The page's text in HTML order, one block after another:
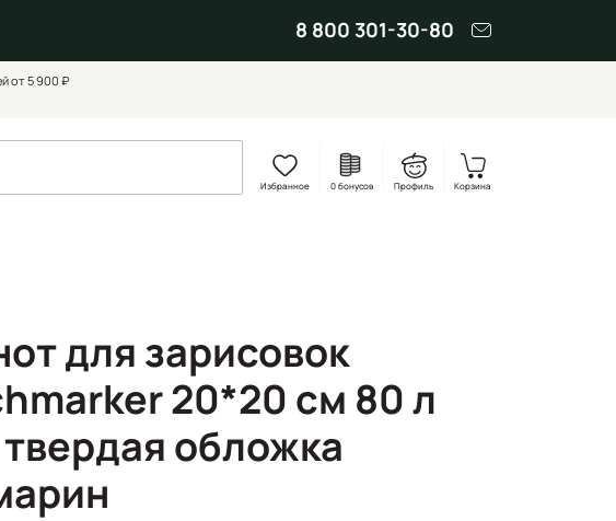
8 800 301-30-80
от 5 900 ₽
Избранное 0 бонусов Профиль Корзина
для зарисовок
20*20 cм 80 л
твердая обложка